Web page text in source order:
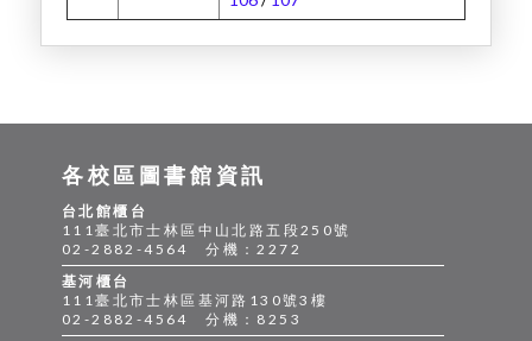
各校區圖書館資訊
台北館櫃台
111臺北市士林區中山北路五段250號
02-2882-4564 分機：2272
基河櫃台
111臺北市士林區基河路130號3樓
02-2882-4564 分機：8253